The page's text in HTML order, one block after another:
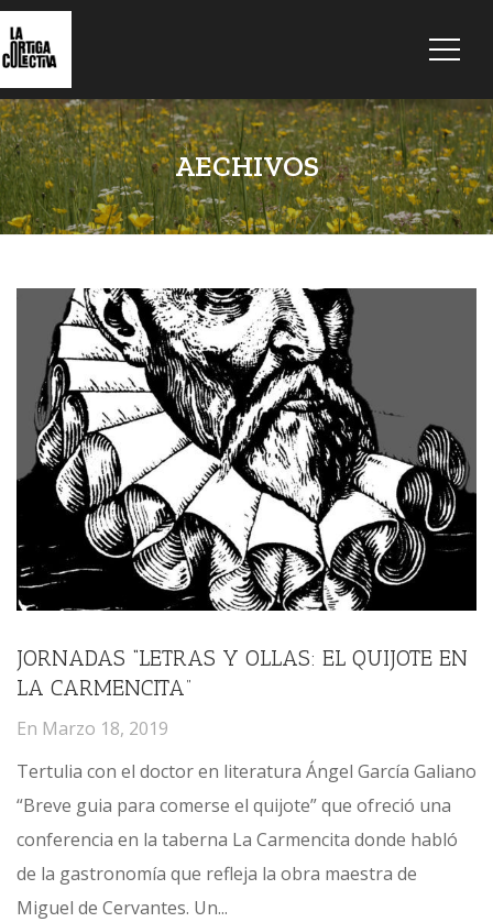
AECHIVOS
JORNADAS “LETRAS Y OLLAS: EL QUIJOTE EN
LA CARMENCITA”
En Marzo 18, 2019
Tertulia con el doctor en literatura Ángel García Galiano
“Breve guia para comerse el quijote” que ofreció una
conferencia en la taberna La Carmencita donde habló
de la gastronomía que refleja la obra maestra de
Miguel de Cervantes. Un...